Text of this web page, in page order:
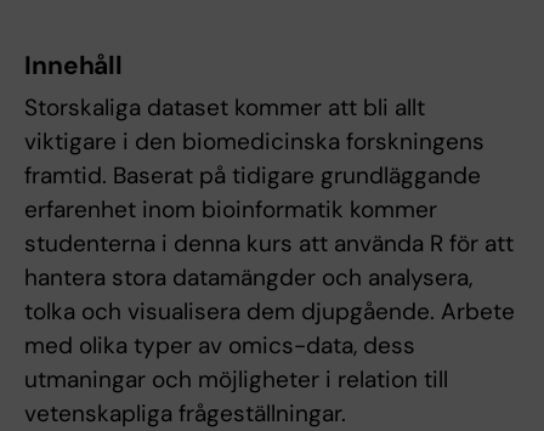
Innehåll
Storskaliga dataset kommer att bli allt
viktigare i den biomedicinska forskningens
framtid. Baserat på tidigare grundläggande
erfarenhet inom bioinformatik kommer
studenterna i denna kurs att använda R för att
hantera stora datamängder och analysera,
tolka och visualisera dem djupgående. Arbete
med olika typer av omics-data, dess
utmaningar och möjligheter i relation till
vetenskapliga frågeställningar.